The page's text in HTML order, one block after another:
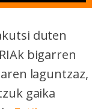
duten
bigarren
laguntzaz,
gaika